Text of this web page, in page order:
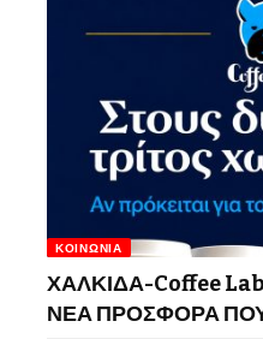
ΚΟΙΝΩΝΊΑ
ΧΑΛΚΙΔΑ-Coffee
ΝΕΑ ΠΡΟΣΦΟΡΑ